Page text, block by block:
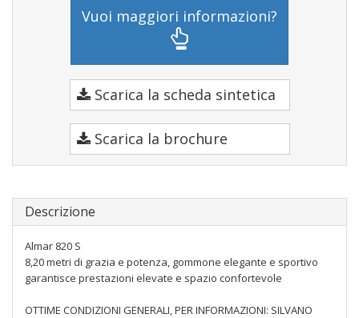
Vuoi maggiori informazioni?
Scarica la scheda sintetica
Scarica la brochure
Descrizione
Almar 820 S
8,20 metri di grazia e potenza, gommone elegante e sportivo
garantisce prestazioni elevate e spazio confortevole
OTTIME CONDIZIONI GENERALI, PER INFORMAZIONI: SILVANO